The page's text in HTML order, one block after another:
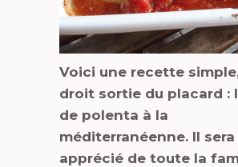
Voici une recette
droit sortie du placard :
de polenta à la
méditerranéenne. Il sera
apprécié de toute la